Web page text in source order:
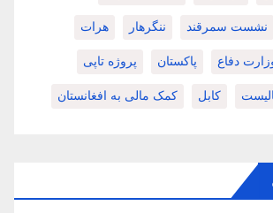
نشست سمرقند ننگرهار هرات
دفاع پاکستان پروژه تاپی
کابل کمک مالی به افغانستان